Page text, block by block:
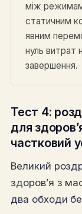
між
статичним
явним
нуль витрат
завершення.
Тест 4:
для
частковий
Великий
здоров’я з
два обходи